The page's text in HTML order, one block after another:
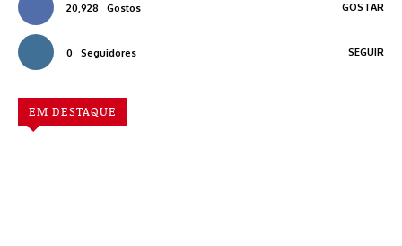
20,928 Gostos GOSTAR
0 Seguidores SEGUIR
EM DESTAQUE